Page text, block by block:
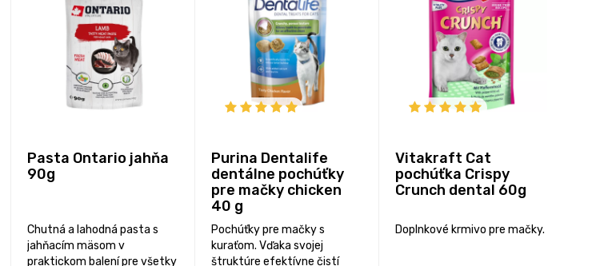
Pasta Ontario jahňa
90g
Chutná a lahodná pasta s
jahňacím mäsom v
praktickom balení pre všetky
Purina Dentalife
dentálne pochúťky
pre mačky chicken
40 g
Pochúťky pre mačky s
kuraťom. Vďaka svojej
štruktúre efektívne čistí
Vitakraft Cat
pochúťka Crispy
Crunch dental 60g
Doplnkové krmivo pre mačky.